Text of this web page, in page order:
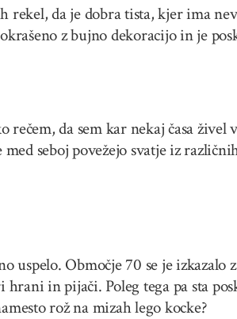
rekel, da je dobra tista, kjer ima
z bujno dekoracijo in je
rečem, da sem kar nekaj časa
med seboj povežejo svatje iz
Območje 70 se je izkazalo
in pijači. Poleg tega pa sta
rož na mizah lego kocke?